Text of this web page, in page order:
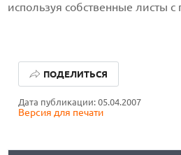
используя собственные листы с
Дата публикации: 05.04.2007
Версия для печати
ПОДЕЛИТЬСЯ
ЛУЧШИЕ ВИДЕОРЕГИСТРАТОРЫ В
КАК БЕЗОПАСНО КУПИТЬ Б/У